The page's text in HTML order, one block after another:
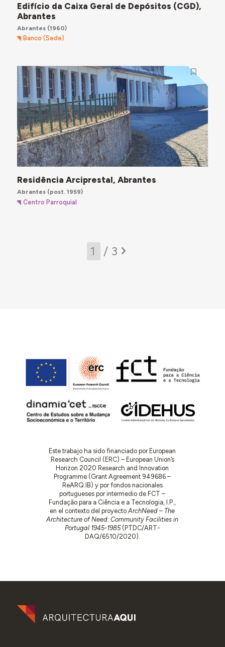
Edifício da Caixa Geral de Depósitos (CGD),
Abrantes
Abrantes(1960)
Banco (Sede)
Residência Arciprestal, Abrantes
Abrantes(post. 1959)
Centro Parroquial
/ 3
Este trabajo ha sido financiado por European
Research Council (ERC) – European Union’s
Horizon 2020 Research and Innovation
Programme (Grant Agreement 949686 –
ReARQ.IB) y por fondos nacionales
portugueses por intermedio de FCT –
Fundação para a Ciência e a Tecnologia, I.P.,
en el contexto del proyectoArchNeed – The
Architecture of Need: Community Facilities in
Portugal 1945-1985(PTDC/ART-
DAQ/6510/2020).